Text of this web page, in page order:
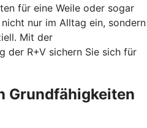
für eine Weile oder sogar
nur im Alltag ein, sondern
Mit der
der R+V sichern Sie sich für
Grundfähigkeiten